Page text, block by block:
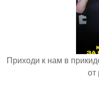
Приходи к нам в
от